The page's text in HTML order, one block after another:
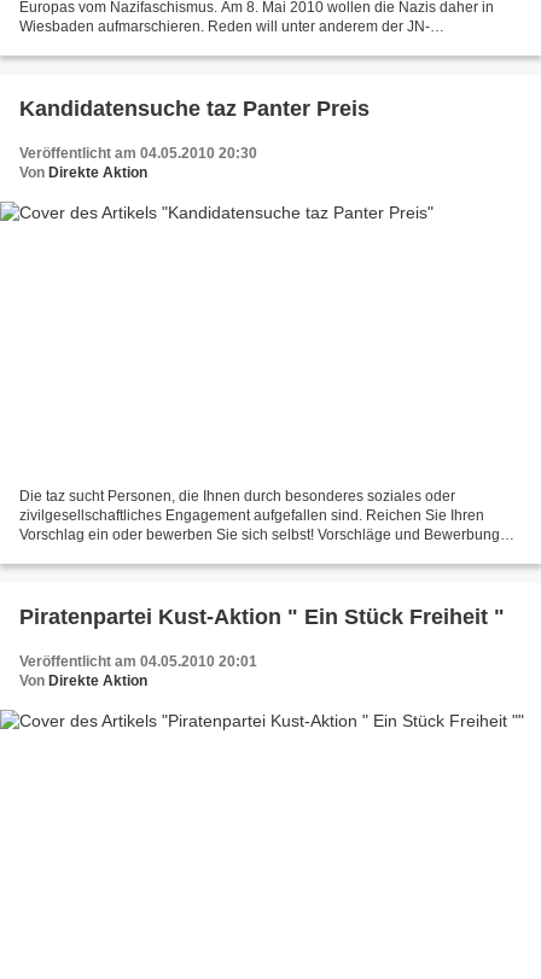
Europas vom Nazifaschismus. Am 8. Mai 2010 wollen die Nazis daher in
Wiesbaden aufmarschieren. Reden will unter anderem der JN-
Kandidatensuche taz Panter Preis
Veröffentlicht am 04.05.2010 20:30
Von Direkte Aktion
Die taz sucht Personen, die Ihnen durch besonderes soziales oder
zivilgesellschaftliches Engagement aufgefallen sind. Reichen Sie Ihren
Vorschlag ein oder bewerben Sie sich selbst! Vorschläge und Bewerbungen
Piratenpartei Kust-Aktion " Ein Stück Freiheit "
Veröffentlicht am 04.05.2010 20:01
Von Direkte Aktion